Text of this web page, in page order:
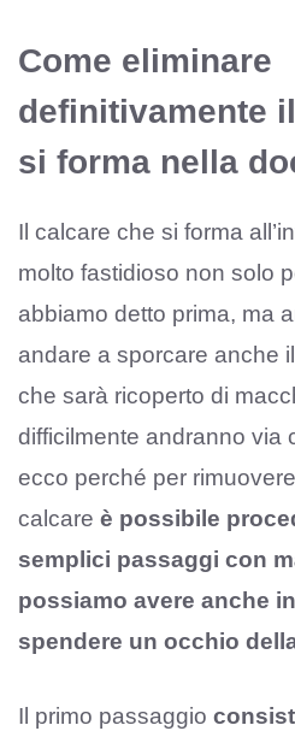
Come eliminare
definitivamente
si forma nella
Il calcare che si forma
molto fastidioso non solo
abbiamo detto prima, ma
andare a sporcare anche
che sarà ricoperto di
difficilmente andranno via
ecco perché per
calcare è possibile
semplici passaggi con
possiamo avere anche
spendere un occhio
Il primo passaggio